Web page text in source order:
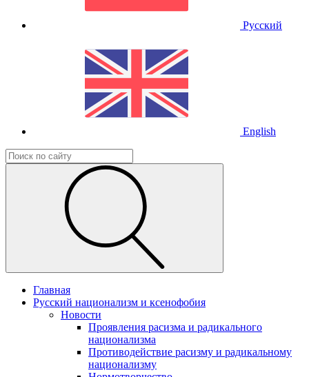
Русский
English
Главная
Русский национализм и ксенофобия
Новости
Проявления расизма и радикального
национализма
Противодействие расизму и радикальному
национализму